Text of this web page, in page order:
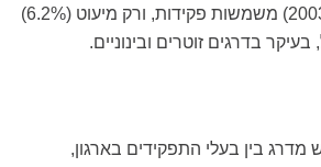
בתחום (46% בשנת 2003) משמשות פקידות, ורק מיעוט (6.2%)
בדרגים זוטרים ובינוניים.
מדרג בין בעלי התפקידים בארגון,